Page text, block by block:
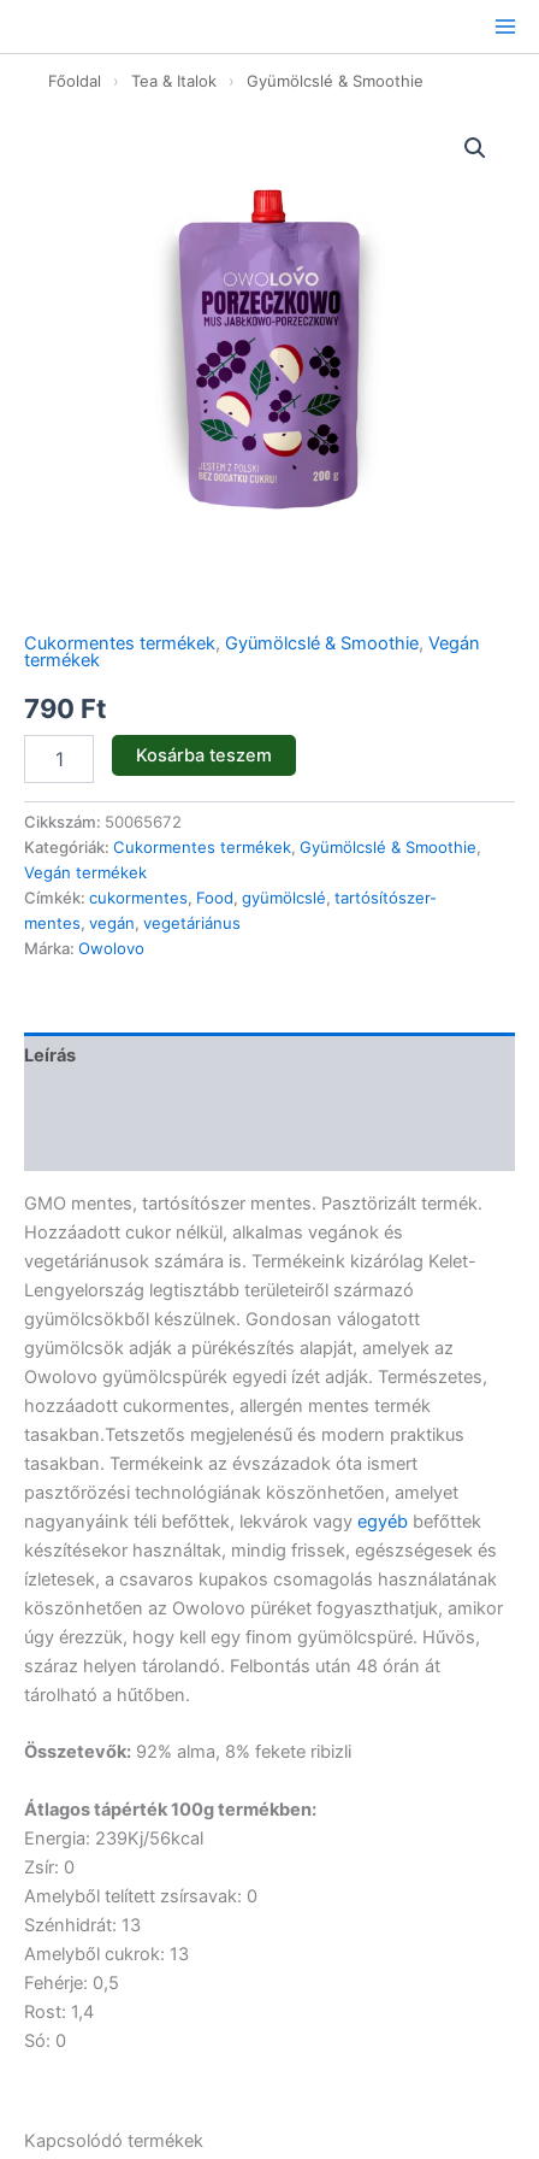
tartalomhoz
Főoldal › Tea & Italok › Gyümölcslé & Smoothie
Cukormentes termékek, Gyümölcslé & Smoothie, Vegán
termékek
790 Ft
Kosárba teszem
Cikkszám: 50065672
Kategóriák: Cukormentes termékek, Gyümölcslé & Smoothie,
Vegán termékek
Címkék: cukormentes, Food, gyümölcslé, tartósítószer-
mentes, vegán, vegetáriánus
Márka: Owolovo
Leírás
GMO mentes, tartósítószer mentes. Pasztörizált termék.
Hozzáadott cukor nélkül, alkalmas vegánok és
vegetáriánusok számára is. Termékeink kizárólag Kelet-
Lengyelország legtisztább területeiről származó
gyümölcsökből készülnek. Gondosan válogatott
gyümölcsök adják a pürékészítés alapját, amelyek az
Owolovo gyümölcspürék egyedi ízét adják. Természetes,
hozzáadott cukormentes, allergén mentes termék
tasakban.Tetszetős megjelenésű és modern praktikus
tasakban. Termékeink az évszázadok óta ismert
pasztőrözési technológiának köszönhetően, amelyet
nagyanyáink téli befőttek, lekvárok vagy egyéb befőttek
készítésekor használtak, mindig frissek, egészségesek és
ízletesek, a csavaros kupakos csomagolás használatának
köszönhetően az Owolovo püréket fogyaszthatjuk, amikor
úgy érezzük, hogy kell egy finom gyümölcspüré. Hűvös,
száraz helyen tárolandó. Felbontás után 48 órán át
tárolható a hűtőben.
Összetevők: 92% alma, 8% fekete ribizli
Átlagos tápérték 100g termékben:
Energia: 239Kj/56kcal
Zsír: 0
Amelyből telített zsírsavak: 0
Szénhidrát: 13
Amelyből cukrok: 13
Fehérje: 0,5
Rost: 1,4
Só: 0
Kapcsolódó termékek